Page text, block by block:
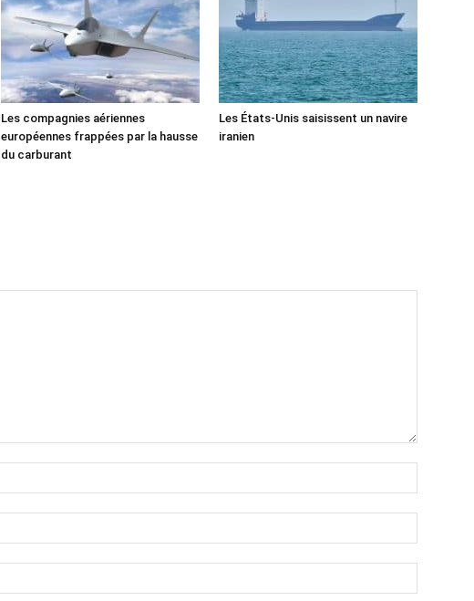
Les compagnies aériennes
européennes frappées par la hausse
du carburant
Les États-Unis saisissent un navire
iranien